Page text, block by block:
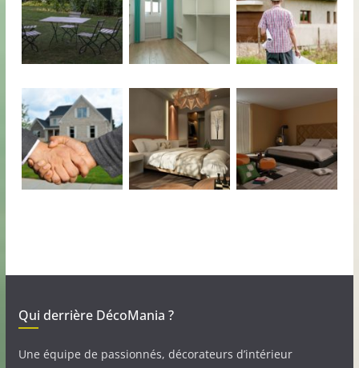
Qui derrière DécoMania ?
Une équipe de passionnés, décorateurs d’intérieur